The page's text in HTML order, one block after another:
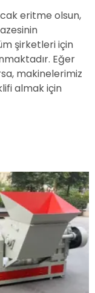
eritme olsun,
şirketleri için
Eğer
makinelerimiz
almak için